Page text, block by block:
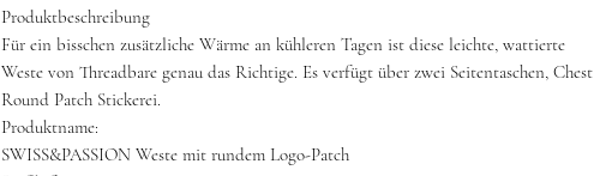
Produktbeschreibung
Für ein bisschen zusätzliche Wärme an kühleren Tagen ist diese leichte, wattierte
Weste von Threadbare genau das Richtige. Es verfügt über zwei Seitentaschen, Chest
Round Patch Stickerei.
Produktname:
SWISS&PASSION Weste mit rundem Logo-Patch